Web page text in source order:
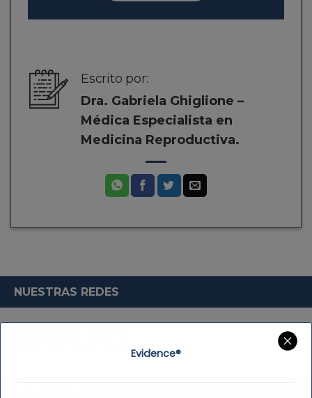
Escrito por:
Dra. Gabriela Ghiglione –
Médica Especialista en
Medicina Reproductiva.
NUESTRAS REDES
Evidence®